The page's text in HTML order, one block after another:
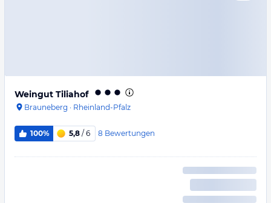
Weingut Tiliahof
Brauneberg · Rheinland-Pfalz
100% 5,8 / 6 8 Bewertungen